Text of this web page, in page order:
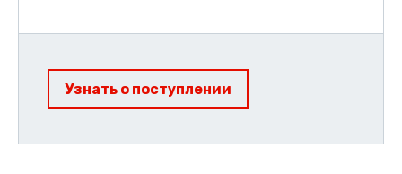
Узнать о поступлении